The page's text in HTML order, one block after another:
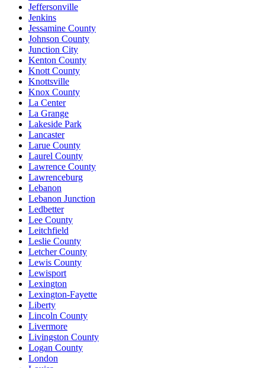
Jeffersonville
Jenkins
Jessamine County
Johnson County
Junction City
Kenton County
Knott County
Knottsville
Knox County
La Center
La Grange
Lakeside Park
Lancaster
Larue County
Laurel County
Lawrence County
Lawrenceburg
Lebanon
Lebanon Junction
Ledbetter
Lee County
Leitchfield
Leslie County
Letcher County
Lewis County
Lewisport
Lexington
Lexington-Fayette
Liberty
Lincoln County
Livermore
Livingston County
Logan County
London